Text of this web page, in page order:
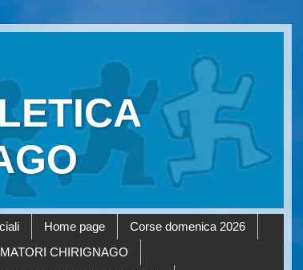
Home page
Corse domenica 2026
CHIRIGNAGO